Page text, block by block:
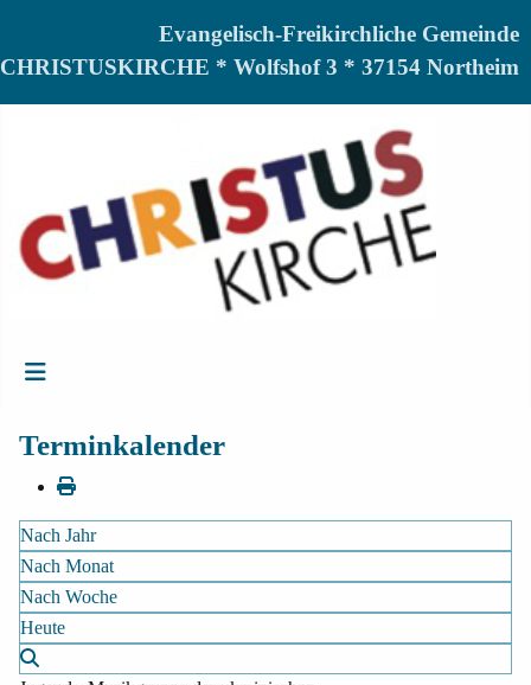
Evangelisch-Freikirchliche Gemeinde
CHRISTUSKIRCHE * Wolfshof 3 * 37154 Northeim
Terminkalender
Nach Jahr
Nach Monat
Nach Woche
Heute